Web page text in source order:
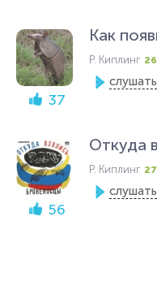
37
Как
Р. Киплинг
слушать
56
Откуда
Р. Киплинг
слушать